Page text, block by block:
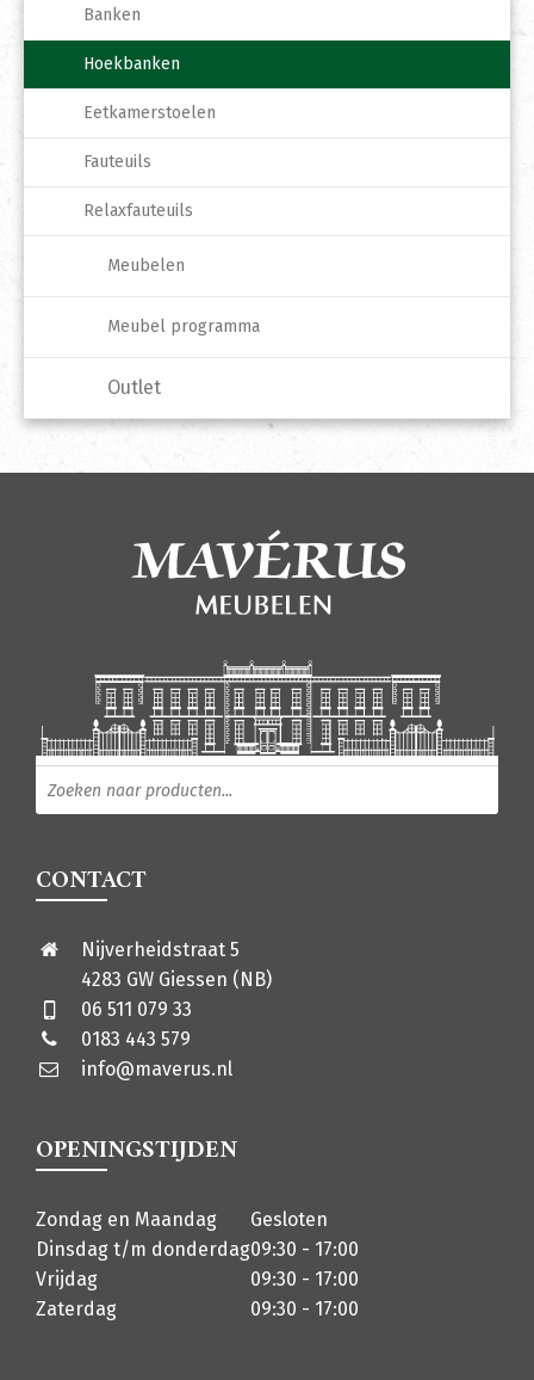
Banken
Hoekbanken
Eetkamerstoelen
Fauteuils
Relaxfauteuils
Meubelen
Meubel programma
Outlet
CONTACT
Nijverheidstraat 5
4283 GW Giessen (NB)
06 511 079 33
0183 443 579
info@maverus.nl
OPENINGSTIJDEN
Zondag en Maandag
Gesloten
Dinsdag t/m donderdag09:30 - 17:00
Vrijdag
09:30 - 17:00
Zaterdag
09:30 - 17:00